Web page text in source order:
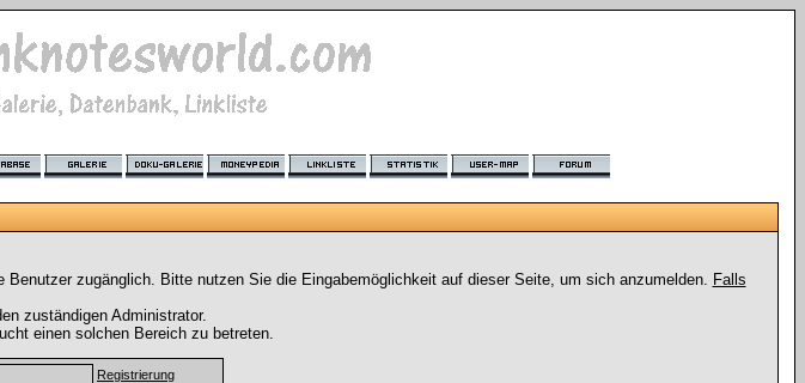
zugänglich. Bitte nutzen Sie die Eingabemöglichkeit auf dieser Seite, um sich anzumelden. Falls
zuständigen Administrator.
einen solchen Bereich zu betreten.
Registrierung